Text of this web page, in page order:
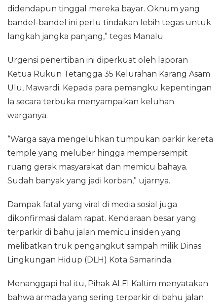
didendapun tinggal mereka bayar. Oknum yang
bandel-bandel ini perlu tindakan lebih tegas untuk
langkah jangka panjang,” tegas Manalu.
Urgensi penertiban ini diperkuat oleh laporan
Ketua Rukun Tetangga 35 Kelurahan Karang Asam
Ulu, Mawardi. Kepada para pemangku kepentingan
Ia secara terbuka menyampaikan keluhan
warganya.
“Warga saya mengeluhkan tumpukan parkir kereta
temple yang meluber hingga mempersempit
ruang gerak masyarakat dan memicu bahaya.
Sudah banyak yang jadi korban,” ujarnya.
Dampak fatal yang viral di media sosial juga
dikonfirmasi dalam rapat. Kendaraan besar yang
terparkir di bahu jalan memicu insiden yang
melibatkan truk pengangkut sampah milik Dinas
Lingkungan Hidup (DLH) Kota Samarinda.
Menanggapi hal itu, Pihak ALFI Kaltim menyatakan
bahwa armada yang sering terparkir di bahu jalan